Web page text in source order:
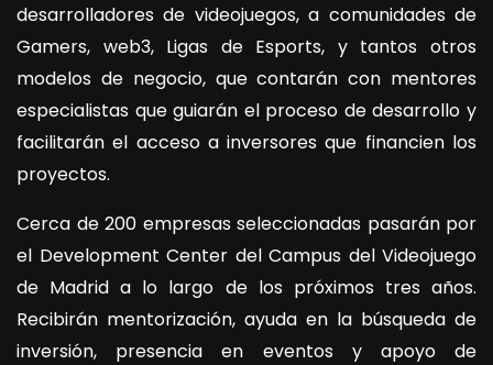
desarrolladores de videojuegos, a comunidades de
Gamers, web3, Ligas de Esports, y tantos otros
modelos de negocio, que contarán con mentores
especialistas que guiarán el proceso de desarrollo y
facilitarán el acceso a inversores que financien los
proyectos.
Cerca de 200 empresas seleccionadas pasarán por
el Development Center del Campus del Videojuego
de Madrid a lo largo de los próximos tres años.
Recibirán mentorización, ayuda en la búsqueda de
inversión, presencia en eventos y apoyo de